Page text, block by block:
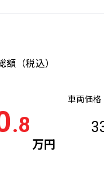
額 （税込）
.8
万円
車両価格